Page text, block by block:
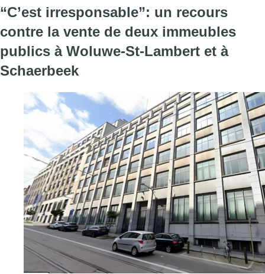
“C’est irresponsable”: un recours
contre la vente de deux immeubles
publics à Woluwe-St-Lambert et à
Schaerbeek